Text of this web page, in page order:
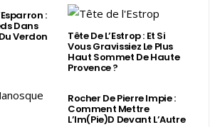
:
Dans
Verdon Tête De L’Estrop : Et Si
Vous Gravissiez Le Plus
Haut Sommet De Haute
Provence ?
Rocher De Pierre Impie :
Comment Mettre
L’Im(Pie)d Devant L’Autre